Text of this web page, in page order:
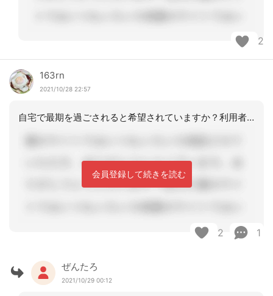
2
163rn
2021/10/28 22:57
自宅で最期を過ごされると希望されていますか？利用者さんは独居でしょうか？主治医は
会員登録して続きを読む
2 1
ぜんたろ
2021/10/29 00:12